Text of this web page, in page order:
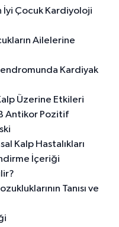
İyi Çocuk Kardiyoloji
Ailelerine
Kardiyak
Üzerine Etkileri
Antikor Pozitif
Kalp Hastalıkları
İçeriği
Tanısı ve